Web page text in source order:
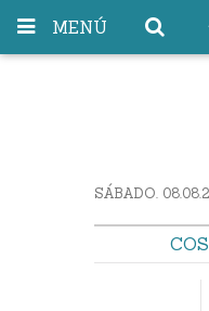
MENÚ
SÁBADO.